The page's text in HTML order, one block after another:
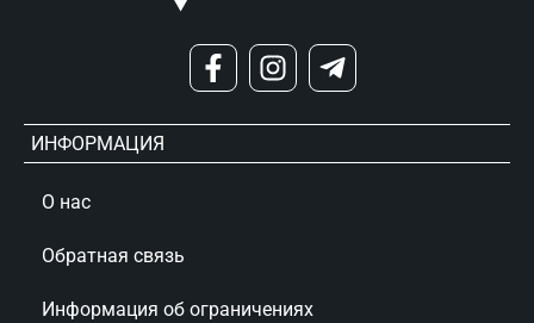
ИНФОРМАЦИЯ
О нас
Обратная связь
Информация об ограничениях